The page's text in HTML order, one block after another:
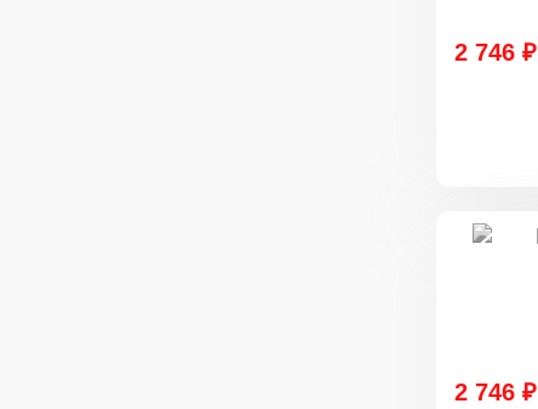
2 746 ₽
2 746 ₽